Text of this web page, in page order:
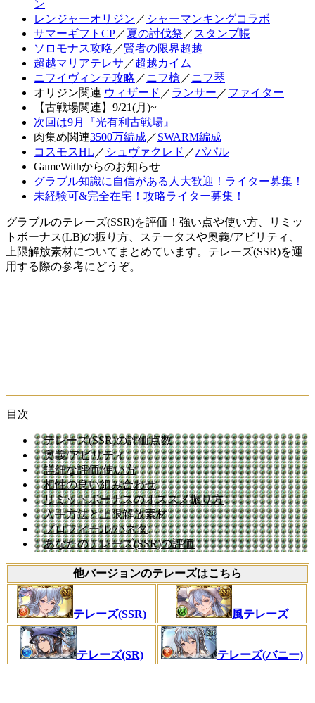
ン
レンジャーオリジン ／ シャーマンキングコラボ
サマーギフトCP／夏の討伐祭 ／ スタンプ帳
ソロモナス攻略 ／賢者の限界超越
超越マリアテレサ ／超越カイム
ニフイヴィンテ攻略 ／ニフ槍 ／ニフ琴
オリジン関連 ウィザード ／ランサー ／ファイター
【古戦場関連】9/21(月)~
次回は9月『光有利古戦場』
肉集め関連3500万編成／SWARM編成
コスモスHL ／ シュヴァクレド ／パパル
GameWithからのお知らせ
グラブル知識に自信がある人大歓迎！ライター募集！
未経験可&完全在宅！攻略ライター募集！
グラブルのテレーズ(SSR)を評価！強い点や使い方、リミッ
トボーナス(LB)の振り方、ステータスや奥義/アビリティ、
上限解放素材についてまとめています。テレーズ(SSR)を運
用する際の参考にどうぞ。
目次
テレーズ(SSR)の評価点数
奥義/アビリティ
詳細な評価/使い方
相性の良い組み合わせ
リミットボーナスのオススメ振り方
入手方法と上限解放素材
プロフィール/小ネタ
あなたのテレーズ(SSR)の評価
他バージョンのテレーズはこちら
テレーズ(SSR) 風テレーズ
テレーズ(SR) テレーズ(バニー)